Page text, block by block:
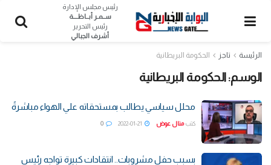
رئيس مجلس الإدارة
ســمـر أبــاظــــة
رئيس التحرير
أشرف الجبالي
الرئيسة تاجز الحكومة البريطانية
الوسم: الحكومة البريطانية
محلل سياسي يطالب بمستحقاته علي الهواء مباشرةً
كتب منال عوض 0
بسبب حفل مشروبات.. انتقادات كبيرة تواجه رئيس